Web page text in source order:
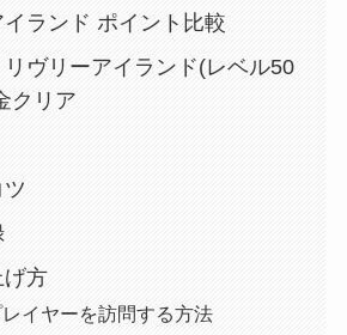
イランド ポイント比較
リヴリーアイランド(レベル50
クリア
げ方
イヤーを訪問する方法